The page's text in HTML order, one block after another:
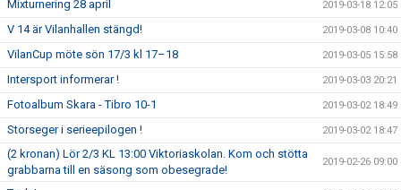
Mixturnering 28 april 2019-03-18 12:05
V 14 är Vilanhallen stängd! 2019-03-08 10:40
VilanCup möte sön 17/3 kl 17–18 2019-03-05 15:58
Intersport informerar ! 2019-03-03 20:21
Fotoalbum Skara - Tibro 10-1 2019-03-02 18:49
Storseger i serieepilogen ! 2019-03-02 18:47
(2 kronan) Lör 2/3 KL 13:00 Viktoriaskolan. Kom och stötta
grabbarna till en säsong som obesegrade!
2019-02-26 09:00